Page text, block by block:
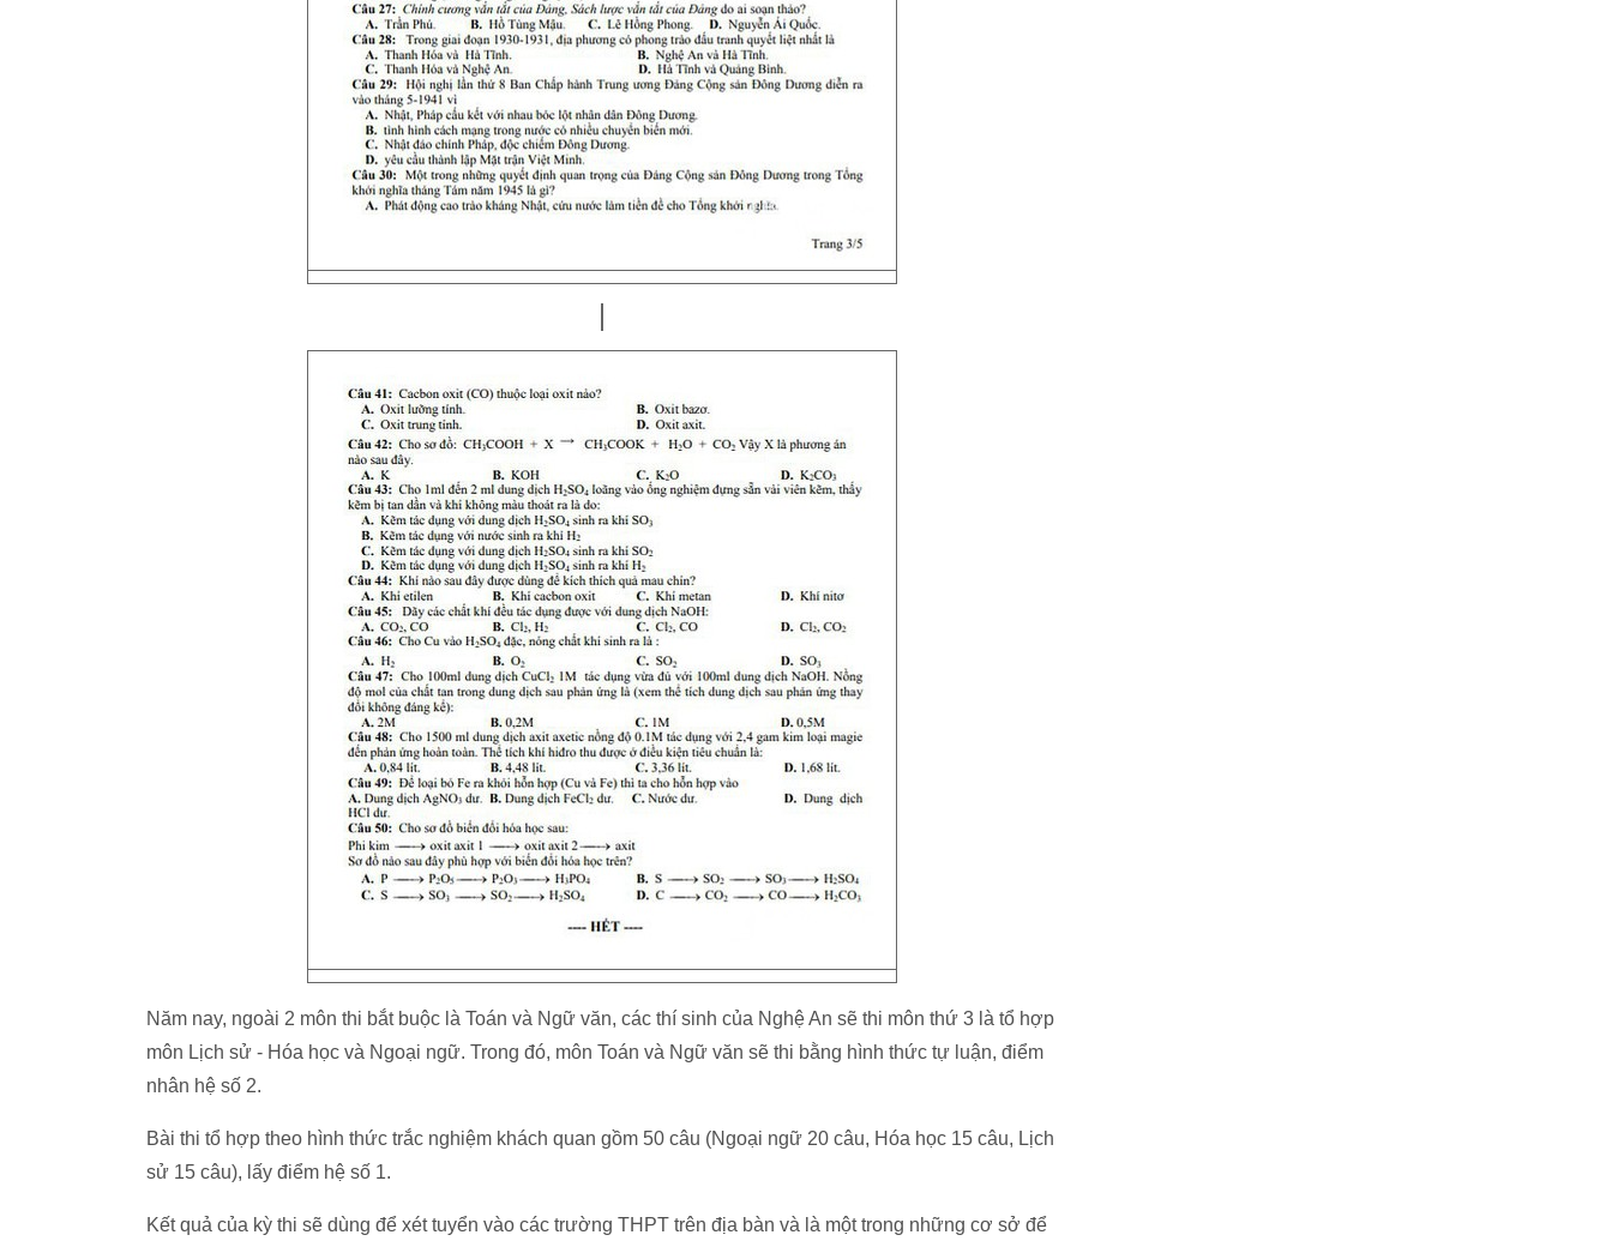
Năm nay, ngoài 2 môn thi bắt buộc là Toán và Ngữ văn, các thí sinh của Nghệ An sẽ thi môn thứ 3 là tổ hợp
môn Lịch sử - Hóa học và Ngoại ngữ. Trong đó, môn Toán và Ngữ văn sẽ thi bằng hình thức tự luận, điểm
nhân hệ số 2.
Bài thi tổ hợp theo hình thức trắc nghiệm khách quan gồm 50 câu (Ngoại ngữ 20 câu, Hóa học 15 câu, Lịch
sử 15 câu), lấy điểm hệ số 1.
Kết quả của kỳ thi sẽ dùng để xét tuyển vào các trường THPT trên địa bàn và là một trong những cơ sở để